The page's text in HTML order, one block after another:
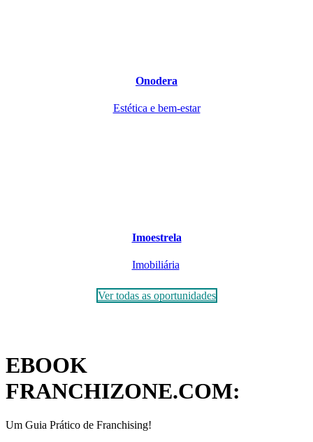
Onodera
Estética e bem-estar
Imoestrela
Imobiliária
Ver todas as oportunidades
EBOOK
FRANCHIZONE.COM:
Um Guia Prático de Franchising!